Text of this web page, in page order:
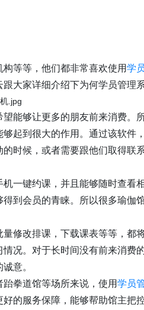
等等，他们都非常喜欢使用学
大家详细介绍下为何学员管理系
能够让更多的朋友前来消费。
起到很大的作用。通过该软件
时候，或者需要跟他们取得联
一键约课，并且能够随时查看
到会员的青睐。所以很多瑜伽
修改排课，下载课表等等，都
况。对于长时间没有前来消费
意。
拳道馆等场所来说，使用学员
的服务保障，能够帮助馆主把